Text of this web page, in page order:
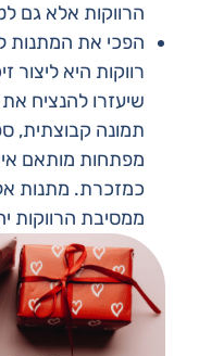
הרווקות אלא גם
הפכי את המתנות
רווקות היא ליצור
שיעזרו להנציח
תמונה קבוצתית,
מפתחות מותאם
כמזכרת. מתנות
ממסיבת הרווקות